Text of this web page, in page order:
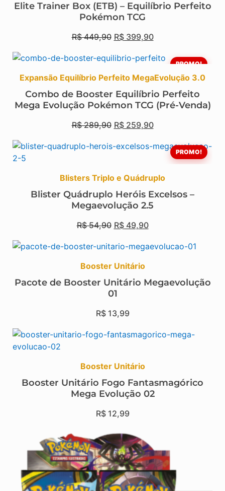
Elite Trainer Box (ETB) – Equilíbrio Perfeito
Pokémon TCG
R$449,90 R$399,90
PROMO!
Expansão Equilíbrio Perfeito MegaEvolução 3.0
Combo de Booster Equilíbrio Perfeito
Mega Evolução Pokémon TCG (Pré-Venda)
R$289,90 R$259,90
PROMO!
Blisters Triplo e Quádruplo
Blister Quádruplo Heróis Excelsos –
Megaevolução 2.5
R$54,90 R$49,90
Booster Unitário
Pacote de Booster Unitário Megaevolução
01
R$13,99
Booster Unitário
Booster Unitário Fogo Fantasmagórico
Mega Evolução 02
R$12,99